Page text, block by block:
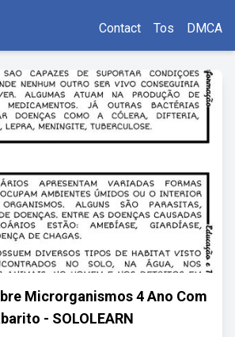
Contact Tos DMCA
Microrganismos 4 Ano Com
- SOLOLEARN